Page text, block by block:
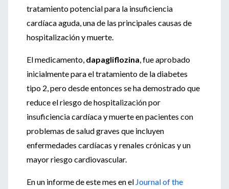
tratamiento potencial para la insuficiencia
cardíaca aguda, una de las principales causas de
hospitalización y muerte.
El medicamento, dapagliflozina, fue aprobado
inicialmente para el tratamiento de la diabetes
tipo 2, pero desde entonces se ha demostrado que
reduce el riesgo de hospitalización por
insuficiencia cardíaca y muerte en pacientes con
problemas de salud graves que incluyen
enfermedades cardíacas y renales crónicas y un
mayor riesgo cardiovascular.
En un informe de este mes en el Journal of the